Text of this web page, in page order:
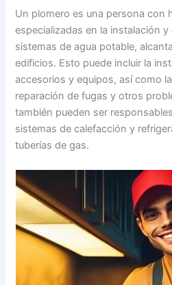
Un plomero es una persona con
especializadas en la instalación y
sistemas de agua potable,
edificios. Esto puede incluir la
accesorios y equipos, así como
reparación de fugas y otros
también pueden ser
sistemas de calefacción y
tuberías de gas.